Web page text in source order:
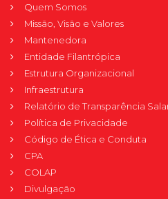
Quem Somos
Missão, Visão e Valores
Mantenedora
Entidade Filantrópica
Estrutura Organizacional
Infraestrutura
Relatório de Transparência
Política de Privacidade
Código de Ética e Conduta
CPA
COLAP
Divulgação